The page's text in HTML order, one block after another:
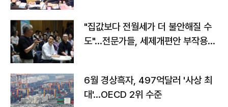
"집값보다 전월세가 더 불안해질 수
도"…전문가들, 세제개편안 부작용
6월 경상흑자, 497억달러 '사상 최
대'…OECD 2위 수준